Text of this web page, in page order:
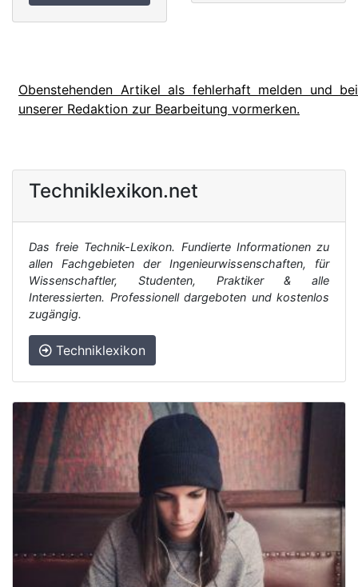
Obenstehenden Artikel als fehlerhaft melden und bei
unserer Redaktion zur Bearbeitung vormerken.
Techniklexikon.net
Das freie Technik-Lexikon. Fundierte Informationen zu
allen Fachgebieten der Ingenieurwissenschaften, für
Wissenschaftler, Studenten, Praktiker & alle
Interessierten. Professionell dargeboten und kostenlos
zugängig.
Techniklexikon